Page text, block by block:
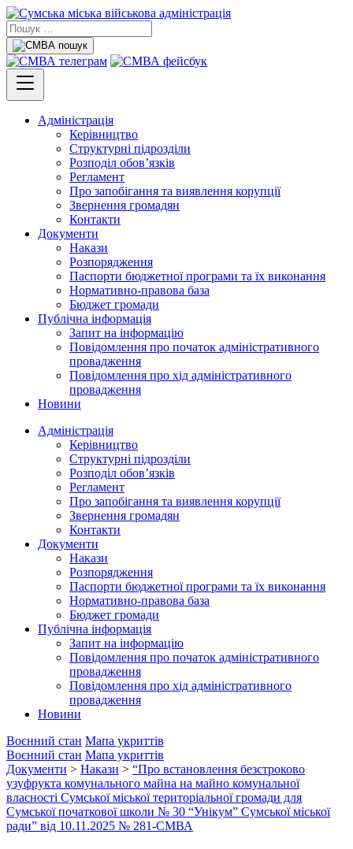
Адміністрація
Керівництво
Структурні підрозділи
Розподіл обов’язків
Регламент
Про запобігання та виявлення корупції
Звернення громадян
Контакти
Документи
Накази
Розпорядження
Паспорти бюджетної програми та їх виконання
Нормативно-правова база
Бюджет громади
Публічна інформація
Запит на інформацію
Повідомлення про початок адміністративного
провадження
Повідомлення про хід адміністративного
провадження
Новини
Адміністрація
Керівництво
Структурні підрозділи
Розподіл обов’язків
Регламент
Про запобігання та виявлення корупції
Звернення громадян
Контакти
Документи
Накази
Розпорядження
Паспорти бюджетної програми та їх виконання
Нормативно-правова база
Бюджет громади
Публічна інформація
Запит на інформацію
Повідомлення про початок адміністративного
провадження
Повідомлення про хід адміністративного
провадження
Новини
Воєнний стан Мапа укриттів
Воєнний стан Мапа укриттів
Документи > Накази > “Про встановлення безстроково
узуфрукта комунального майна на майно комунальної
власності Сумської міської територіальної громади для
Сумської початкової школи № 30 “Унікум” Сумської міської
ради” від 10.11.2025 № 281-СМВА